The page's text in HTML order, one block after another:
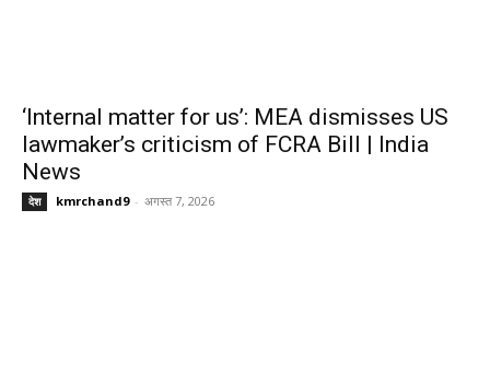
‘Internal matter for us’: MEA dismisses US
lawmaker’s criticism of FCRA Bill | India
News
देश kmrchand9 - अगस्त 7, 2026